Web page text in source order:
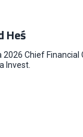
Heś
2026 Chief Financial
Invest.